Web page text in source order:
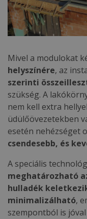
Mivel a modulokat
helyszínére, az
szerinti
szükség. A
nem kell extra
üdülőövezetekben
esetén nehézséget
csendesebb, és
A speciális
meghatározható
hulladék
minimalizálható,
szempontból is